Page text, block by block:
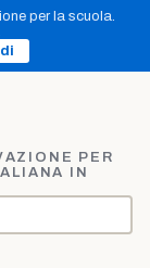
per la scuola.
PER
IN